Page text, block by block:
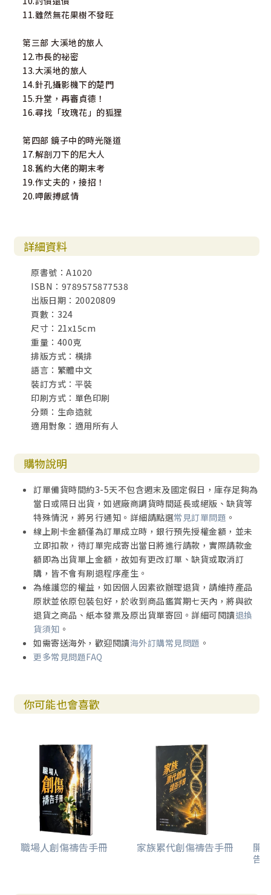
11.雖然無花果樹不發旺
第三部 大溪地的旅人
12.市長的祕密
13.大溪地的旅人
14.針孔攝影機下的楚門
15.升堂，再審貞德！
16.尋找「玫瑰花」的狐狸
第四部 鏡子中的時光隧道
17.解剖刀下的尼大人
18.舊約大佬的期末考
19.作丈夫的，接招！
20.呷飯搏感情
詳細資料
原書號：A1020
ISBN：9789575877538
出版日期：20020809
頁數：324
尺寸：21x15cm
重量：400克
排版方式：橫排
語言：繁體中文
裝訂方式：平裝
印刷方式：單色印刷
分類：生命造就
適用對象：適用所有人
購物說明
訂單備貨時間約3-5天不包含週末及國定假日，庫存足夠為
當日或隔日出貨，如遇廠商調貨時間延長或絕版、缺貨等
特殊情況，將另行通知。詳細請點選常見訂單問題 。
線上刷卡金額僅為訂單成立時，銀行預先授權金額，並未
立即扣款，待訂單完成寄出當日將進行請款，實際請款金
額即為出貨單上金額，故如有更改訂單、缺貨或取消訂
購，皆不會有刷退程序產生。
為維護您的權益，如因個人因素欲辦理退貨，請維持產品
原狀並依原包裝包好，於收到商品鑑賞期七天內，將與欲
退貨之商品、紙本發票及原出貨單寄回。詳細可閱讀退換
貨須知 。
如需寄送海外，歡迎閱讀海外訂購常見問題 。
更多常見問題FAQ
你可能也會喜歡
職場人創傷禱告手冊 家族累代創傷禱告手冊 開
告(